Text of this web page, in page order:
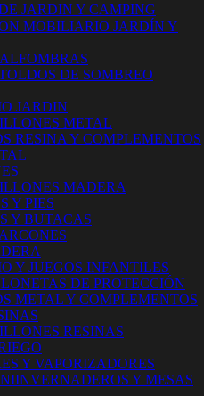
JARDIN Y CAMPING
MOBILIARIO JARDÍN Y
DE SOMBREO
JARDIN
METAL
RESINA Y COMPLEMENTOS
MADERA
Y PIES
Y BUTACAS
Y JUEGOS INFANTILES
DE PROTECCIÓN
METAL Y COMPLEMENTOS
RESINAS
Y VAPORIZADORES
Y MESAS